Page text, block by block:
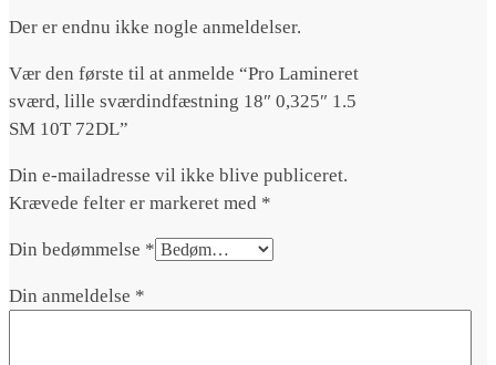
Der er endnu ikke nogle anmeldelser.
Vær den første til at anmelde “Pro Lamineret
sværd, lille sværdindfæstning 18″ 0,325″ 1.5
SM 10T 72DL”
Din e-mailadresse vil ikke blive publiceret.
Krævede felter er markeret med *
Din bedømmelse *
Din anmeldelse *